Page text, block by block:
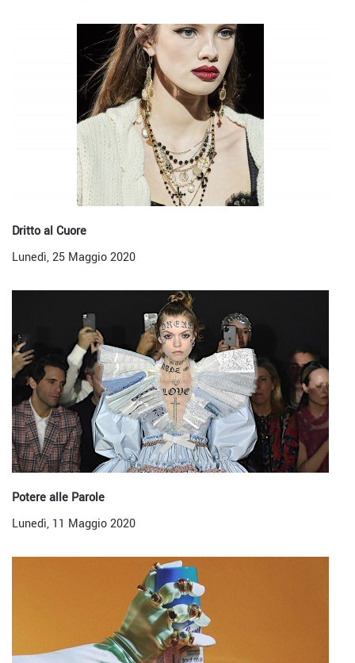
Dritto al Cuore
Lunedì, 25 Maggio 2020
Potere alle Parole
Lunedì, 11 Maggio 2020